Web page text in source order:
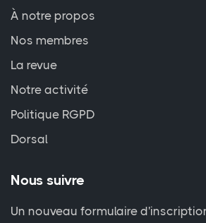
À notre propos
Nos membres
La revue
Notre activité
Politique RGPD
Dorsal
Nous suivre
Un nouveau formulaire